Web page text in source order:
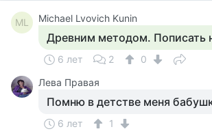
ML Michael Lvovich Kunin
Древним методом. Пописать
6 лет 2
0
Лева Правая
Помню в детстве меня
6 лет 1